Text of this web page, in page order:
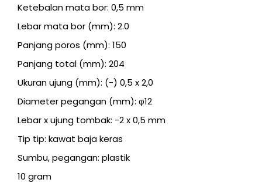
Ketebalan mata bor: 0,5 mm
Lebar mata bor (mm): 2.0
Panjang poros (mm): 150
Panjang total (mm): 204
Ukuran ujung (mm): (-) 0,5 x 2,0
Diameter pegangan (mm): φ12
Lebar x ujung tombak: -2 x 0,5 mm
Tip tip: kawat baja keras
Sumbu, pegangan: plastik
10 gram